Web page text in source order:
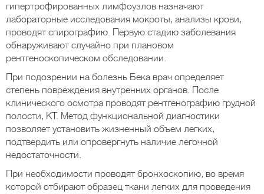
гипертрофированных лимфоузлов назначают
лабораторные исследования мокроты, анализы крови,
проводят спирографию. Первую стадию заболевания
обнаруживают случайно при плановом
рентгеноскопическом обследовании.
При подозрении на болезнь Бека врач определяет
степень повреждения внутренних органов. После
клинического осмотра проводят рентгенографию грудной
полости, КТ. Метод функциональной диагностики
позволяет установить жизненный объем легких,
подтвердить или опровергнуть наличие легочной
недостаточности.
При необходимости проводят бронхоскопию, во время
которой отбирают образец ткани легких для проведения